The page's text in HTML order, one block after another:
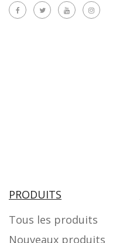
PRODUITS
Tous les produits
Nouveaux produits